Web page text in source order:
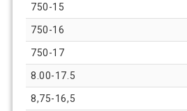
750-15
750-16
750-17
8.00-17.5
8,75-16,5